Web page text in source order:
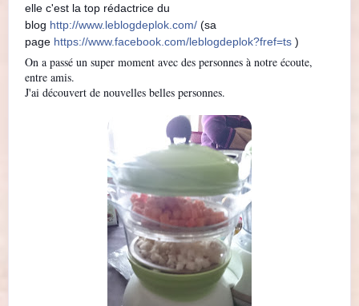
elle c'est la top rédactrice du
blog http://www.leblogdeplok.com/ (sa
page https://www.facebook.com/leblogdeplok?fref=ts )
On a passé un super moment avec des personnes à notre écoute,
entre amis.
J'ai découvert de nouvelles belles personnes.